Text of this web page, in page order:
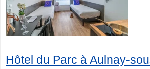
Hôtel du Parc à Aulnay-